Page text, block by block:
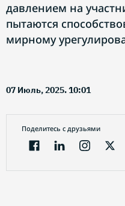
давлением на
пытаются
мирному
07 Июль, 2025. 10:01
Поделитесь с друзьями